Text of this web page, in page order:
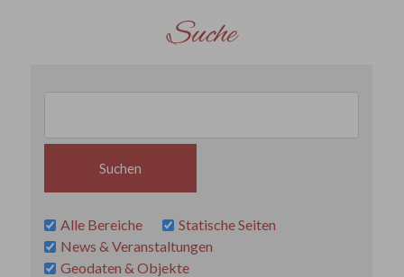
Suche
Alle Bereiche
Statische Seiten
News & Veranstaltungen
Geodaten & Objekte